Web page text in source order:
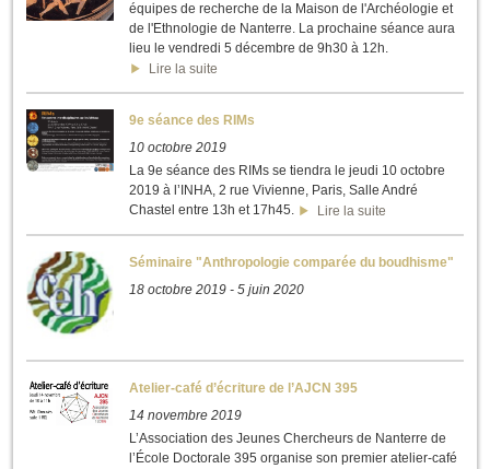
équipes de recherche de la Maison de l'Archéologie et
de l'Ethnologie de Nanterre. La prochaine séance aura
lieu le vendredi 5 décembre de 9h30 à 12h.
Lire la suite
9e séance des RIMs
10 octobre 2019
La 9e séance des RIMs se tiendra le jeudi 10 octobre
2019 à l’INHA, 2 rue Vivienne, Paris, Salle André
Chastel entre 13h et 17h45.
Lire la suite
Séminaire "Anthropologie comparée du boudhisme"
18 octobre 2019 - 5 juin 2020
Atelier-café d’écriture de l’AJCN 395
14 novembre 2019
L’Association des Jeunes Chercheurs de Nanterre de
l’École Doctorale 395 organise son premier atelier-café